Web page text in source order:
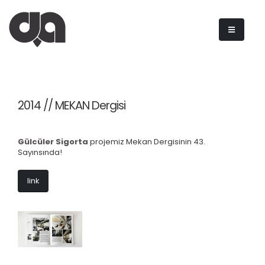
2014 // MEKAN Dergisi
Gülcüler Sigorta projemiz Mekan Dergisinin 43.
Sayınsında!
link